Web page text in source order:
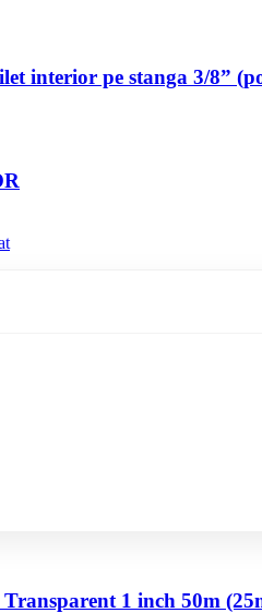
interior pe stanga 3/8”
1 inch 50m